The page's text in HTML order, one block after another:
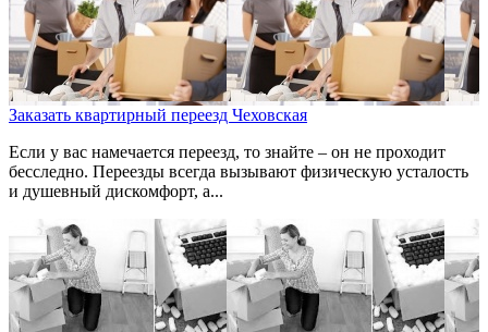
Заказать квартирный переезд Чеховская
Если у вас намечается переезд, то знайте – он не проходит
бесследно. Переезды всегда вызывают физическую усталость
и душевный дискомфорт, а...